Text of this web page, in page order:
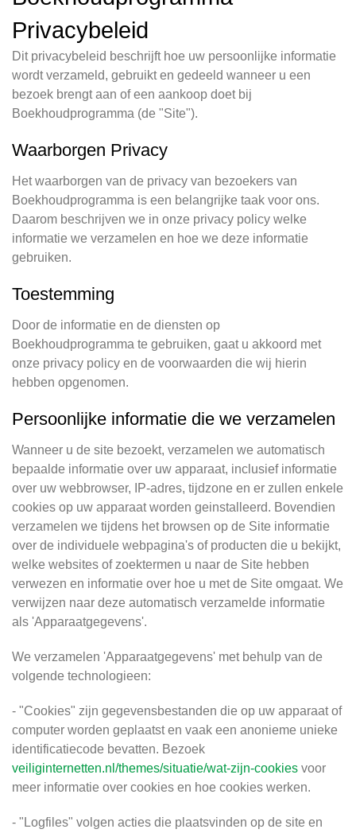
Privacybeleid
Dit privacybeleid beschrijft hoe uw persoonlijke informatie
wordt verzameld, gebruikt en gedeeld wanneer u een
bezoek brengt aan of een aankoop doet bij
Boekhoudprogramma (de "Site").
Waarborgen Privacy
Het waarborgen van de privacy van bezoekers van
Boekhoudprogramma is een belangrijke taak voor ons.
Daarom beschrijven we in onze privacy policy welke
informatie we verzamelen en hoe we deze informatie
gebruiken.
Toestemming
Door de informatie en de diensten op
Boekhoudprogramma te gebruiken, gaat u akkoord met
onze privacy policy en de voorwaarden die wij hierin
hebben opgenomen.
Persoonlijke informatie die we verzamelen
Wanneer u de site bezoekt, verzamelen we automatisch
bepaalde informatie over uw apparaat, inclusief informatie
over uw webbrowser, IP-adres, tijdzone en er zullen enkele
cookies op uw apparaat worden geinstalleerd. Bovendien
verzamelen we tijdens het browsen op de Site informatie
over de individuele webpagina's of producten die u bekijkt,
welke websites of zoektermen u naar de Site hebben
verwezen en informatie over hoe u met de Site omgaat. We
verwijzen naar deze automatisch verzamelde informatie
als 'Apparaatgegevens'.
We verzamelen 'Apparaatgegevens' met behulp van de
volgende technologieen:
- "Cookies" zijn gegevensbestanden die op uw apparaat of
computer worden geplaatst en vaak een anonieme unieke
identificatiecode bevatten. Bezoek
veiliginternetten.nl/themes/situatie/wat-zijn-cookies voor
meer informatie over cookies en hoe cookies werken.
- "Logfiles" volgen acties die plaatsvinden op de site en